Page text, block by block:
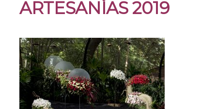
ARTESANÍAS 2019